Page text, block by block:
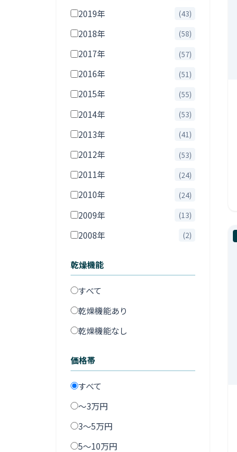
2019年 (43)
2018年 (58)
2017年 (57)
2016年 (51)
2015年 (55)
2014年 (53)
2013年 (41)
2012年 (53)
2011年 (24)
2010年 (24)
2009年 (13)
2008年 (2)
乾燥機能
すべて
乾燥機能あり
乾燥機能なし
価格帯
すべて
〜3万円
3〜5万円
5〜10万円